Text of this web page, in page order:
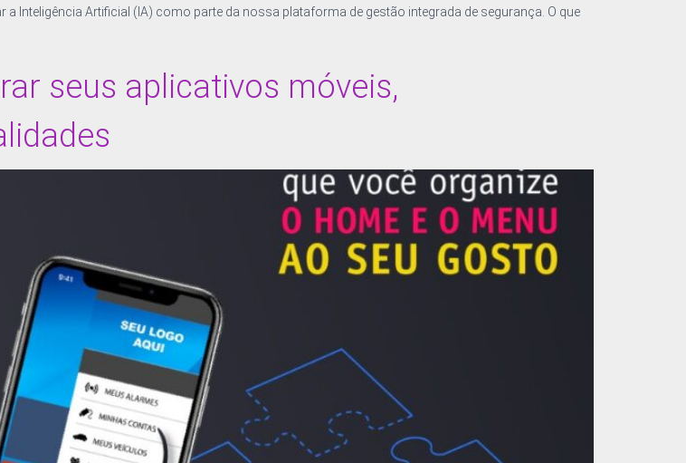
Artificial (IA) como parte da nossa plataforma de gestão integrada de segurança. O que
seus aplicativos móveis,